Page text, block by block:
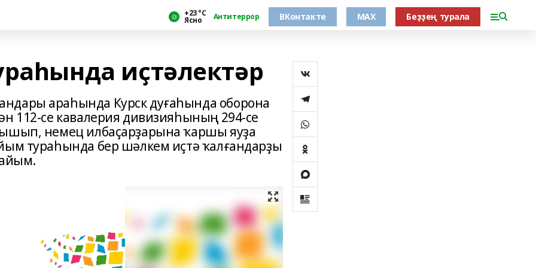
+23 °С
Ясно Антитеррор ВКонтакте MAX Беҙҙең турала
иҫтәлектәр
араһында Курск дуғаһында оборона
112-се кавалерия дивизияһының 294-се
немец илбаҫарҙарына ҡаршы яуҙа
тураһында бер шәлкем иҫтә ҡалғандарҙы